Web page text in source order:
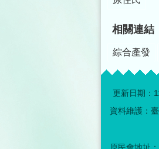
相關連結
綜合產發
更新日期：
資料維護：